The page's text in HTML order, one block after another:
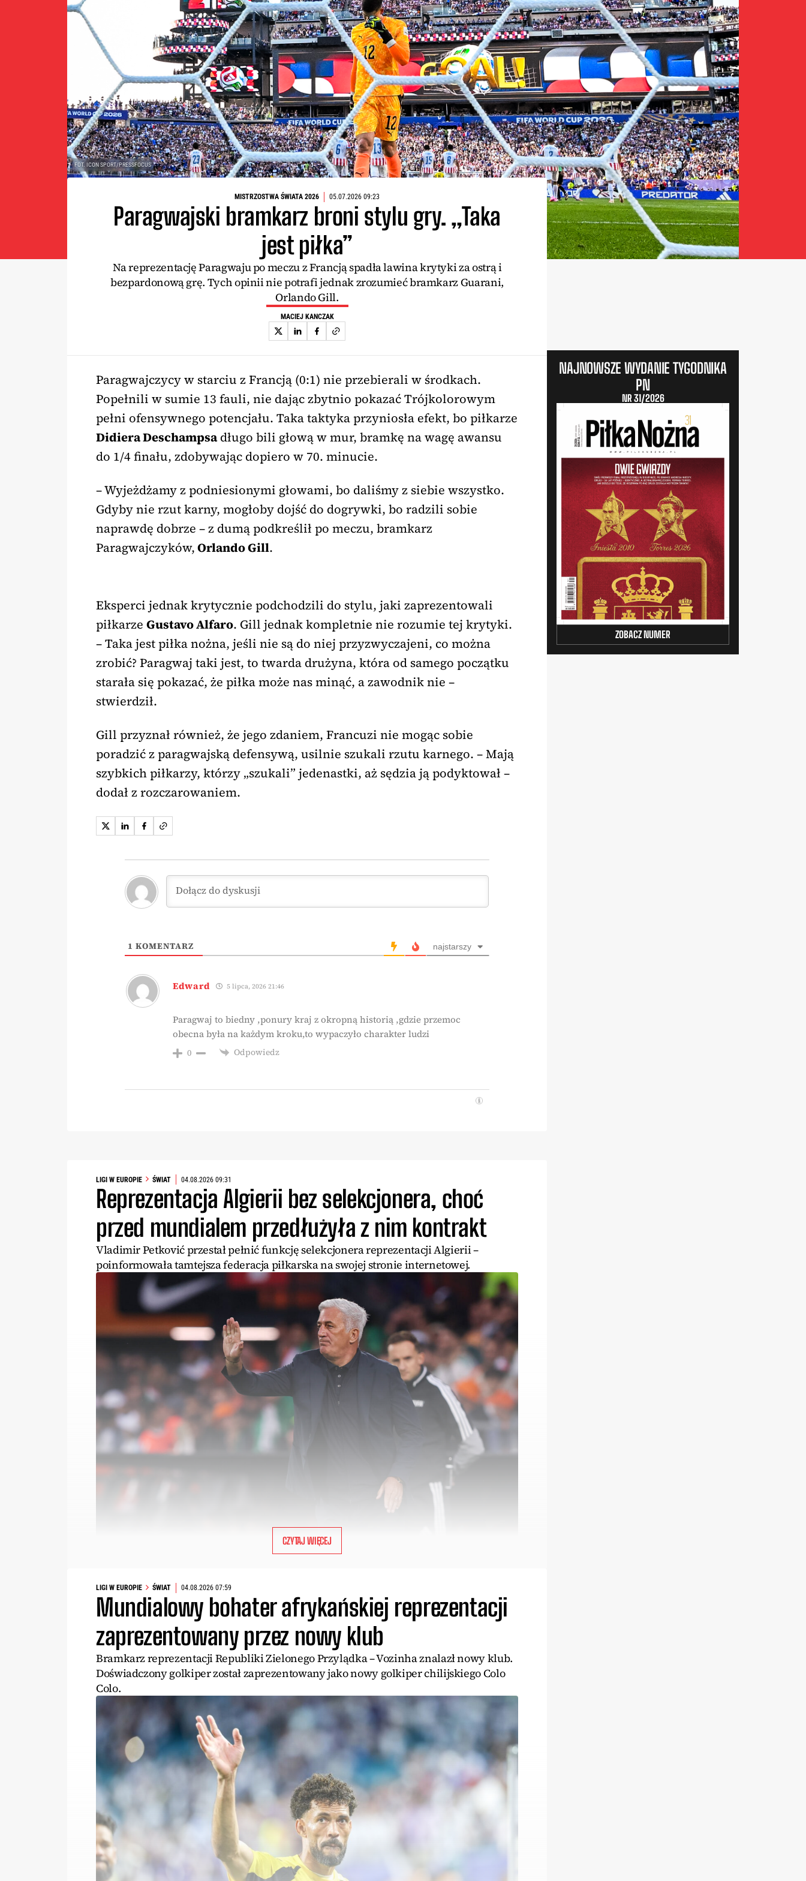
FOT. ICON SPORT/PRESSFOCUS
MISTRZOSTWA ŚWIATA 2026 05.07.2026 09:23
Paragwajski bramkarz broni stylu gry. „Taka
jest piłka”
Na reprezentację Paragwaju po meczu z Francją spadła lawina krytyki za ostrą i
bezpardonową grę. Tych opinii nie potrafi jednak zrozumieć bramkarz Guarani,
Orlando Gill.
MACIEJ KANCZAK
Paragwajczycy w starciu z Francją (0:1) nie przebierali w środkach.
Popełnili w sumie 13 fauli, nie dając zbytnio pokazać Trójkolorowym
pełni ofensywnego potencjału. Taka taktyka przyniosła efekt, bo piłkarze
Didiera Deschampsadługo bili głową w mur, bramkę na wagę awansu
do 1/4 finału, zdobywając dopiero w 70. minucie.
– Wyjeżdżamy z podniesionymi głowami, bo daliśmy z siebie wszystko.
Gdyby nie rzut karny, mogłoby dojść do dogrywki, bo radzili sobie
naprawdę dobrze – z dumą podkreślił po meczu, bramkarz
Paragwajczyków,Orlando Gill.
Eksperci jednak krytycznie podchodzili do stylu, jaki zaprezentowali
piłkarze Gustavo Alfaro. Gill jednak kompletnie nie rozumie tej krytyki.
– Taka jest piłka nożna, jeśli nie są do niej przyzwyczajeni, co można
zrobić? Paragwaj taki jest, to twarda drużyna, która od samego początku
starała się pokazać, że piłka może nas minąć, a zawodnik nie –
stwierdził.
Gill przyznał również, że jego zdaniem, Francuzi nie mogąc sobie
poradzić z paragwajską defensywą, usilnie szukali rzutu karnego. – Mają
szybkich piłkarzy, którzy „szukali” jedenastki, aż sędzia ją podyktował –
dodał z rozczarowaniem.
1 KOMENTARZ najstarszy
Edward 5 lipca, 2026 21:46
Paragwaj to biedny ,ponury kraj z okropną historią ,gdzie przemoc
obecna była na każdym kroku,to wypaczyło charakter ludzi
0 Odpowiedz
NAJNOWSZE WYDANIE TYGODNIKA
PN
NR 31/2026
ZOBACZ NUMER
LIGI W EUROPIE ŚWIAT 04.08.2026 09:31
Reprezentacja Algierii bez selekcjonera, choć
przed mundialem przedłużyła z nim kontrakt
Vladimir Petković przestał pełnić funkcję selekcjonera reprezentacji Algierii –
poinformowała tamtejsza federacja piłkarska na swojej stronie internetowej.
CZYTAJ WIĘCEJ
LIGI W EUROPIE ŚWIAT 04.08.2026 07:59
Mundialowy bohater afrykańskiej reprezentacji
zaprezentowany przez nowy klub
Bramkarz reprezentacji Republiki Zielonego Przylądka – Vozinha znalazł nowy klub.
Doświadczony golkiper został zaprezentowany jako nowy golkiper chilijskiego Colo
Colo.